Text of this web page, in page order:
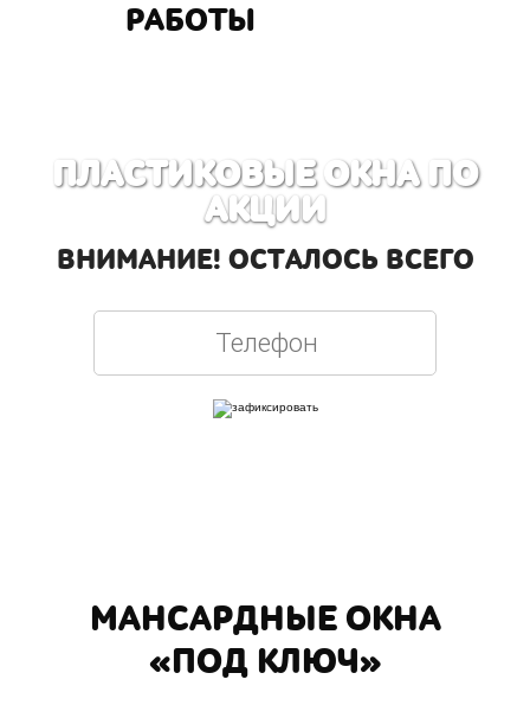
РАБОТЫ
ПЛАСТИКОВЫЕ ОКНА ПО
АКЦИИ
ВНИМАНИЕ! ОСТАЛОСЬ ВСЕГО
МАНСАРДНЫЕ ОКНА
«ПОД КЛЮЧ»